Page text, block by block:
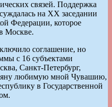
связей. Поддержка
на XX заседании
Федерации, которое
Москве.
соглашение, но
с 16 субъектами
Санкт-Петербург,
любимую мной Чувашию,
в Государственной